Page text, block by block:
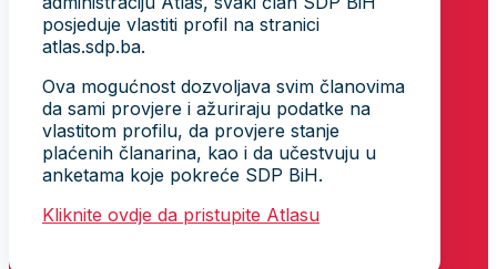
posjeduje vlastiti profil na stranici
atlas.sdp.ba.
Ova mogućnost dozvoljava svim članovima
da sami provjere i ažuriraju podatke na
vlastitom profilu, da provjere stanje
plaćenih članarina, kao i da učestvuju u
anketama koje pokreće SDP BiH.
Kliknite ovdje da pristupite Atlasu